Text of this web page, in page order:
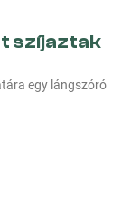
szíjaztak
egy lángszóró